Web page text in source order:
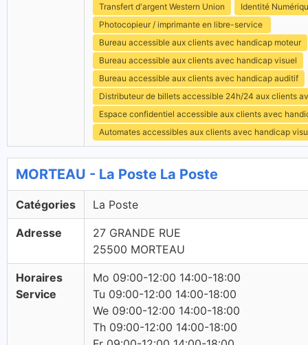
Transfert d'argent Western Union
Identité
Photocopieur / imprimante en libre-service
Bureau accessible aux clients avec handicap moteur
Bureau accessible aux clients avec handicap visuel
Bureau accessible aux clients avec handicap auditif
Distributeur de billets accessible 24h/24 aux clients
Espace confidentiel accessible aux clients avec
Automates accessibles aux clients avec handicap
MORTEAU - La Poste La Poste
Catégories La Poste
Adresse
27 GRANDE RUE
25500 MORTEAU
Horaires
Service
Mo 09:00-12:00 14:00-18:00
Tu 09:00-12:00 14:00-18:00
We 09:00-12:00 14:00-18:00
Th 09:00-12:00 14:00-18:00